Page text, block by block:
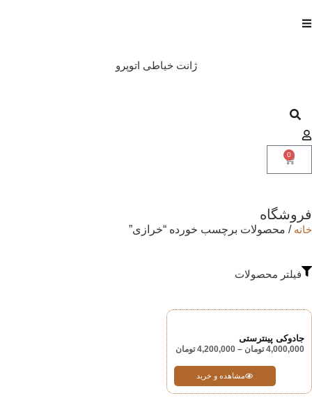
ژانت خیاطی اتوپرو
0
فروشگاه
خانه / محصولات برچسب خورده “خرازی”
فیلتر محصولات
جادوکی پینترستی
4,000,000 تومان –
4,200,000 تومان
مشاهده و خرید